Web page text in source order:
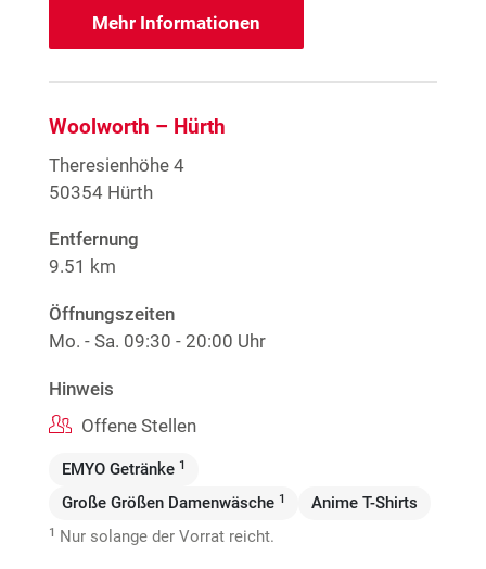
Mehr Informationen
Woolworth – Hürth
Theresienhöhe 4
50354 Hürth
Entfernung
9.51 km
Öffnungszeiten
Mo. - Sa. 09:30 - 20:00 Uhr
Hinweis
Offene Stellen
EMYO Getränke 1
Große Größen Damenwäsche 1 Anime T-Shirts
1 Nur solange der Vorrat reicht.